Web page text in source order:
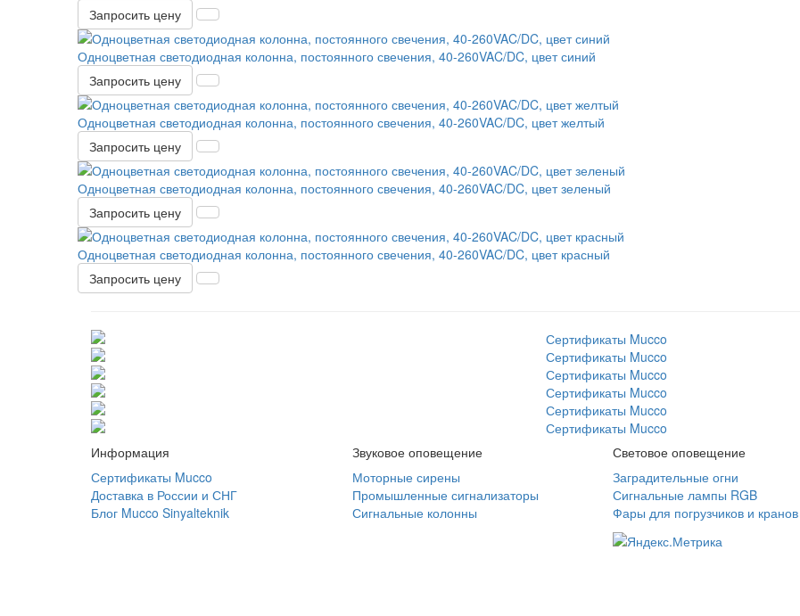
Запросить цену
Одноцветная светодиодная колонна, постоянного свечения, 40-260VAC/DC, цвет синий
Запросить цену
Одноцветная светодиодная колонна, постоянного свечения, 40-260VAC/DC, цвет желтый
Запросить цену
Одноцветная светодиодная колонна, постоянного свечения, 40-260VAC/DC, цвет зеленый
Запросить цену
Одноцветная светодиодная колонна, постоянного свечения, 40-260VAC/DC, цвет красный
Запросить цену
Информация
Сертификаты Mucco
Доставка в России и СНГ
Блог Mucco Sinyalteknik
Звуковое оповещение
Моторные сирены
Промышленные сигнализаторы
Сигнальные колонны
Световое оповещение
Заградительные огни
Сигнальные лампы RGB
Фары для погрузчиков и кранов